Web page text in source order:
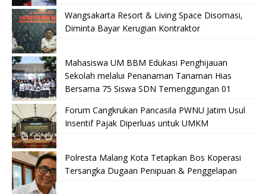
Wangsakarta Resort & Living Space Disomasi,
Diminta Bayar Kerugian Kontraktor
Mahasiswa UM BBM Edukasi Penghijauan
Sekolah melalui Penanaman Tanaman Hias
Bersama 75 Siswa SDN Temenggungan 01
Forum Cangkrukan Pancasila PWNU Jatim Usul
Insentif Pajak Diperluas untuk UMKM
Polresta Malang Kota Tetapkan Bos Koperasi
Tersangka Dugaan Penipuan & Penggelapan